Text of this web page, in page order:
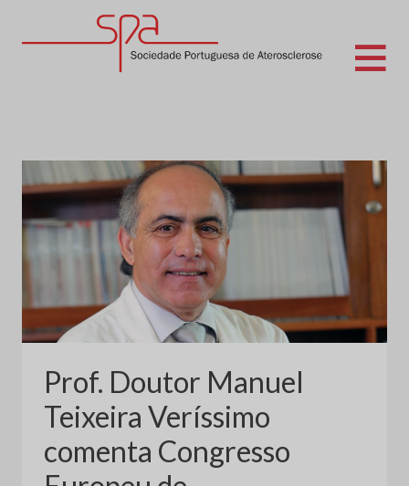
Prof. Doutor Manuel
Teixeira Veríssimo
comenta Congresso